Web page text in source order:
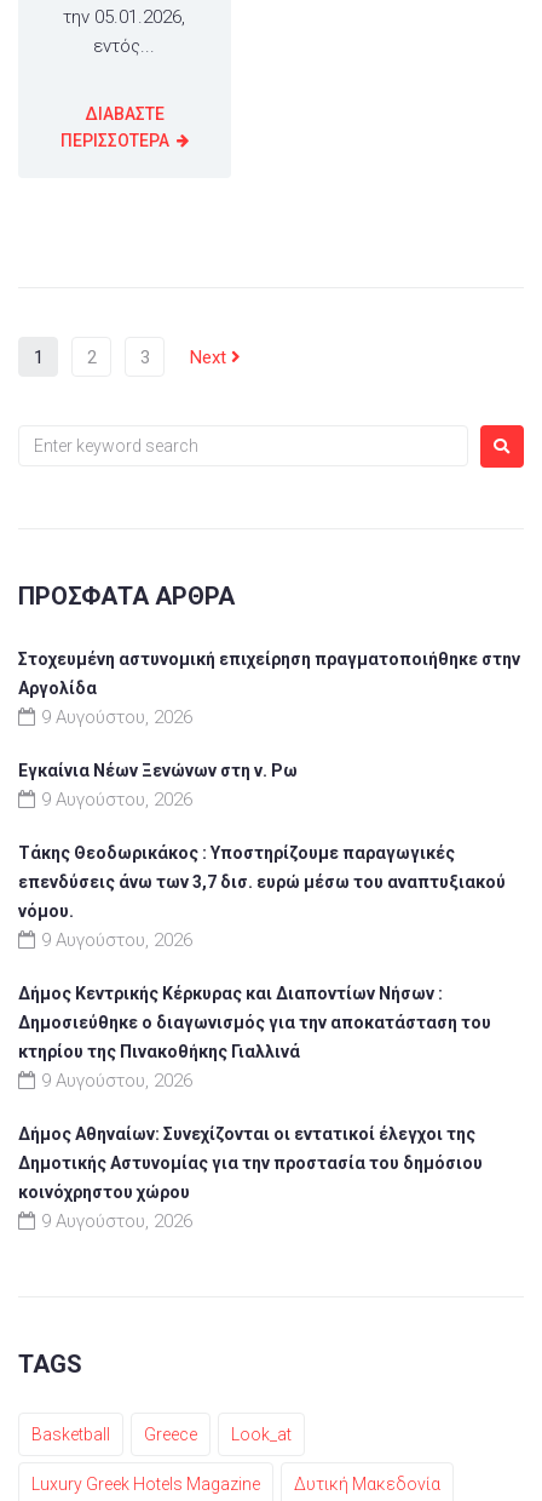
την 05.01.2026,
εντός...
ΔΙΑΒΑΣΤΕ
ΠΕΡΙΣΣΟΤΕΡΑ
1 2 3 Next
ΠΡΌΣΦΑΤΑ ΆΡΘΡΑ
Στοχευμένη αστυνομική επιχείρηση πραγματοποιήθηκε στην
Αργολίδα
9 Αυγούστου, 2026
Εγκαίνια Νέων Ξενώνων στη ν. Ρω
9 Αυγούστου, 2026
Τάκης Θεοδωρικάκος : Υποστηρίζουμε παραγωγικές
επενδύσεις άνω των 3,7 δισ. ευρώ μέσω του αναπτυξιακού
νόμου.
9 Αυγούστου, 2026
Δήμος Κεντρικής Κέρκυρας και Διαποντίων Νήσων :
Δημοσιεύθηκε ο διαγωνισμός για την αποκατάσταση του
κτηρίου της Πινακοθήκης Γιαλλινά
9 Αυγούστου, 2026
Δήμος Αθηναίων: Συνεχίζονται οι εντατικοί έλεγχοι της
Δημοτικής Αστυνομίας για την προστασία του δημόσιου
κοινόχρηστου χώρου
9 Αυγούστου, 2026
TAGS
Basketball Greece Look_at
Luxury Greek Hotels Magazine Δυτική Μακεδονία